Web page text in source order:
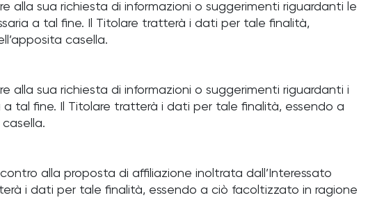
alla sua richiesta di informazioni o suggerimenti riguardanti le
a tal fine. Il Titolare tratterà i dati per tale finalità,
casella.
alla sua richiesta di informazioni o suggerimenti riguardanti i
tal fine. Il Titolare tratterà i dati per tale finalità, essendo a
alla proposta di affiliazione inoltrata dall’Interessato
i dati per tale finalità, essendo a ciò facoltizzato in ragione